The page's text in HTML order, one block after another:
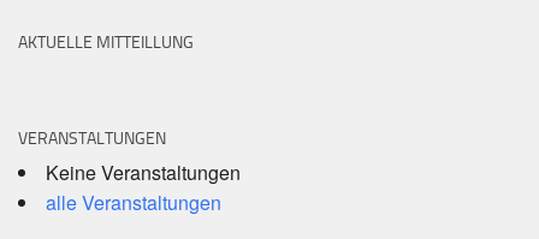
AKTUELLE MITTEILLUNG
VERANSTALTUNGEN
Keine Veranstaltungen
alle Veranstaltungen